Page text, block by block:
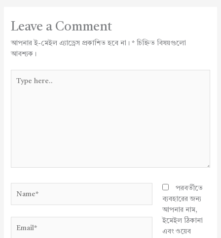
Leave a Comment
আপনার ই-মেইল এ্যাড্রেস প্রকাশিত হবে না। *চিহ্নিত বিষয়গুলো
আবশ্যক।
here..
পরবর্তীতে
ব্যবহারের জন্য
আপনার নাম,
ইমেইল ঠিকানা
এবং ওয়েব